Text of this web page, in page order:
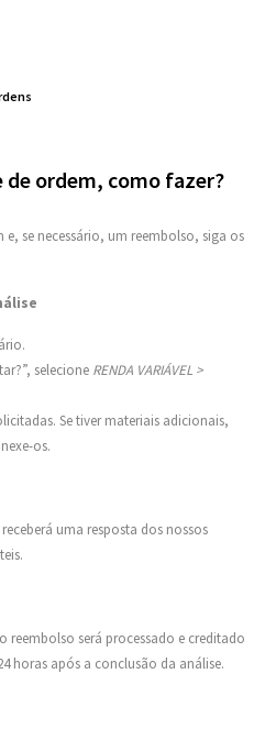
de ordem, como fazer?
se necessário, um reembolso, siga os
selecione RENDA VARIÁVEL >
Se tiver materiais adicionais,
os.
uma resposta dos nossos
reembolso será processado e creditado
horas após a conclusão da análise.